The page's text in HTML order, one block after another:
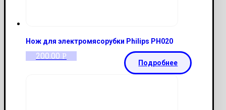
Нож для электромясорубки Philips PH020
200.00 Р
Подробнее